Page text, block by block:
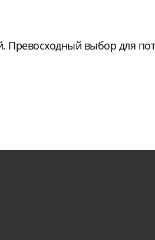
Превосходный выбор для